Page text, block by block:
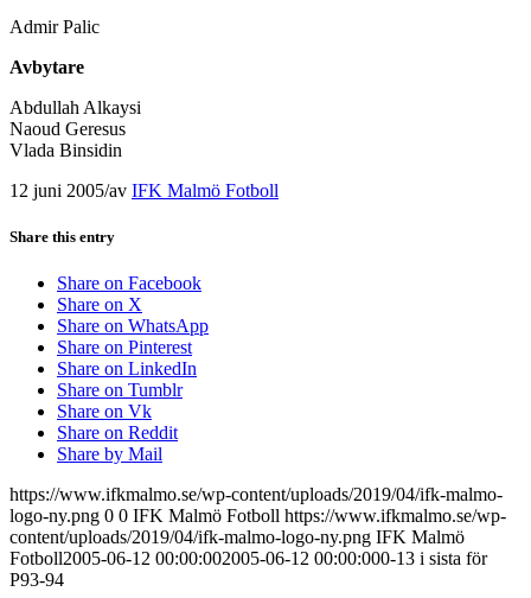
Admir Palic
Avbytare
Abdullah Alkaysi
Naoud Geresus
Vlada Binsidin
12 juni 2005/av IFK Malmö Fotboll
Share this entry
Share on Facebook
Share on X
Share on WhatsApp
Share on Pinterest
Share on LinkedIn
Share on Tumblr
Share on Vk
Share on Reddit
Share by Mail
https://www.ifkmalmo.se/wp-content/uploads/2019/04/ifk-malmo-
logo-ny.png 0 0 IFK Malmö Fotboll https://www.ifkmalmo.se/wp-
content/uploads/2019/04/ifk-malmo-logo-ny.png IFK Malmö
Fotboll2005-06-12 00:00:002005-06-12 00:00:000-13 i sista för
P93-94